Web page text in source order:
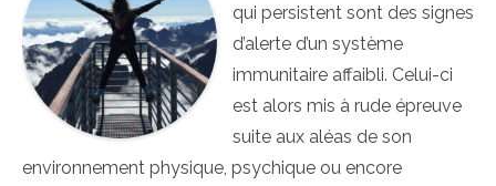
qui persistent sont des signes
d’alerte d’un système
immunitaire affaibli. Celui-ci
est alors mis à rude épreuve
suite aux aléas de son
environnement physique, psychique ou encore